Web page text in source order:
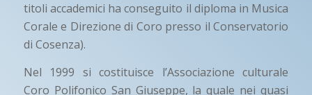
titoli accademici ha conseguito il diploma in Musica
Corale e Direzione di Coro presso il Conservatorio
di Cosenza).
Nel 1999 si costituisce l’Associazione culturale
Coro Polifonico San Giuseppe, la quale nei quasi